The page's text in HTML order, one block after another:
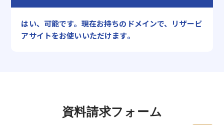
はい、可能です。現在お持ちのドメインで、リザービ
アサイトをお使いいただけます。
資料請求フォーム